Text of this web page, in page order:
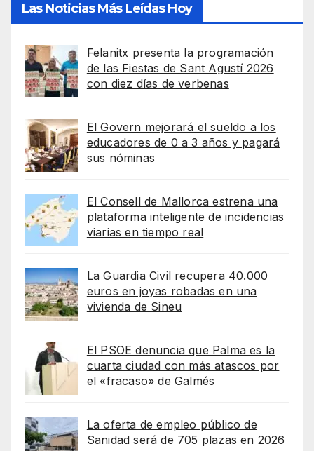
Las Noticias Más Leídas Hoy
Felanitx presenta la programación
de las Fiestas de Sant Agustí 2026
con diez días de verbenas
El Govern mejorará el sueldo a los
educadores de 0 a 3 años y pagará
sus nóminas
El Consell de Mallorca estrena una
plataforma inteligente de incidencias
viarias en tiempo real
La Guardia Civil recupera 40.000
euros en joyas robadas en una
vivienda de Sineu
El PSOE denuncia que Palma es la
cuarta ciudad con más atascos por
el «fracaso» de Galmés
La oferta de empleo público de
Sanidad será de 705 plazas en 2026